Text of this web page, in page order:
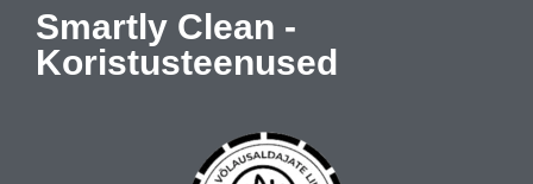
Smartly Clean -
Koristusteenused